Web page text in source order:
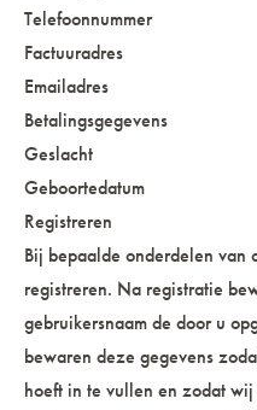
Telefoonnummer
Factuuradres
Emailadres
Betalingsgegevens
Geslacht
Geboortedatum
Registreren
Bij bepaalde onderdelen van
registreren. Na registratie
gebruikersnaam de door u
bewaren deze gegevens
hoeft in te vullen en zodat